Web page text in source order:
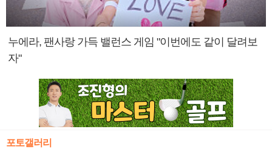
누에라, 팬사랑 가득 밸런스 게임 "이번에도 같이 달려보
자"
포토갤러리